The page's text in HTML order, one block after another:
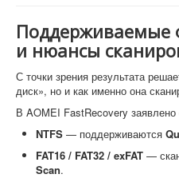
Поддерживаемые
и нюансы
С точки зрения результата
диск», но и как именно она
В AOMEI FastRecovery
NTFS — поддерживаются
FAT16 / FAT32 / exFAT —
Scan.